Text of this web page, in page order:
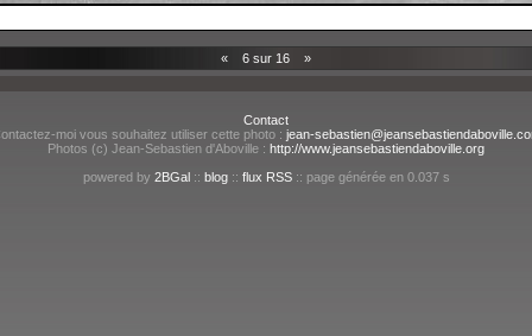
« 6 sur 16 »
Contact
moi vous souhaitez utiliser cette photo : jean-
Photos (c) Jean-Sebastien d'Aboville : http://www.jeansebastiendaboville.org
powered by 2BGal:: blog:: flux RSS:: page générée en 0.037 s